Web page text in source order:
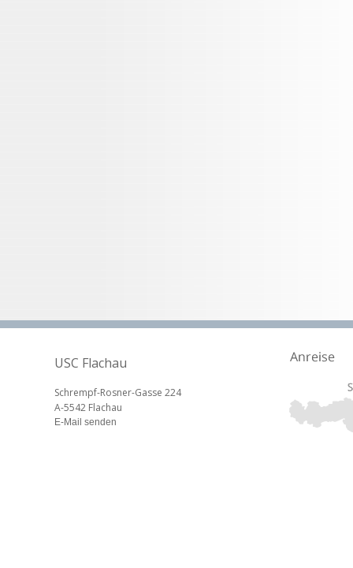
USC Flachau
Schrempf-Rosner-Gasse 224
A-5542 Flachau
E-Mail senden